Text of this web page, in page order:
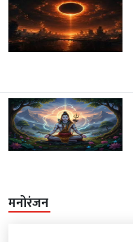
मनोरंजन